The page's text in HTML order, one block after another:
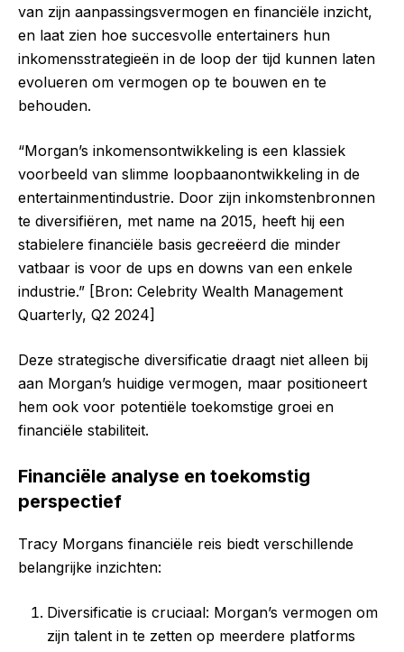
van zijn aanpassingsvermogen en financiële inzicht,
en laat zien hoe succesvolle entertainers hun
inkomensstrategieën in de loop der tijd kunnen laten
evolueren om vermogen op te bouwen en te
behouden.
“Morgan’s inkomensontwikkeling is een klassiek
voorbeeld van slimme loopbaanontwikkeling in de
entertainmentindustrie. Door zijn inkomstenbronnen
te diversifiëren, met name na 2015, heeft hij een
stabielere financiële basis gecreëerd die minder
vatbaar is voor de ups en downs van een enkele
industrie.” [Bron: Celebrity Wealth Management
Quarterly, Q2 2024]
Deze strategische diversificatie draagt niet alleen bij
aan Morgan’s huidige vermogen, maar positioneert
hem ook voor potentiële toekomstige groei en
financiële stabiliteit.
Financiële analyse en toekomstig
perspectief
Tracy Morgans financiële reis biedt verschillende
belangrijke inzichten:
Diversificatie is cruciaal: Morgan’s vermogen om
zijn talent in te zetten op meerdere platforms